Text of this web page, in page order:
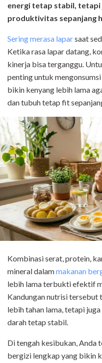
energi tetap stabil, tetapi
produktivitas sepanjang
Sering merasa laparsaat
Ketika rasa lapar datang,
kinerja bisa terganggu.
penting untuk
bikin kenyang lebih lama
dan tubuh tetap fit
Kombinasi serat, protein,
mineraldalammakanan
lebih lama terbukti efektif
Kandungan nutrisi tersebut
lebih tahan lama, tetapi
darah tetap stabil.
Di tengah kesibukan, Anda
bergizi lengkap yang bikin